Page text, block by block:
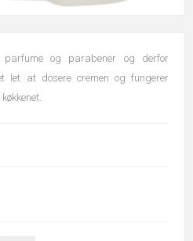
parfume og parabener og derfor
let at dosere cremen og fungerer